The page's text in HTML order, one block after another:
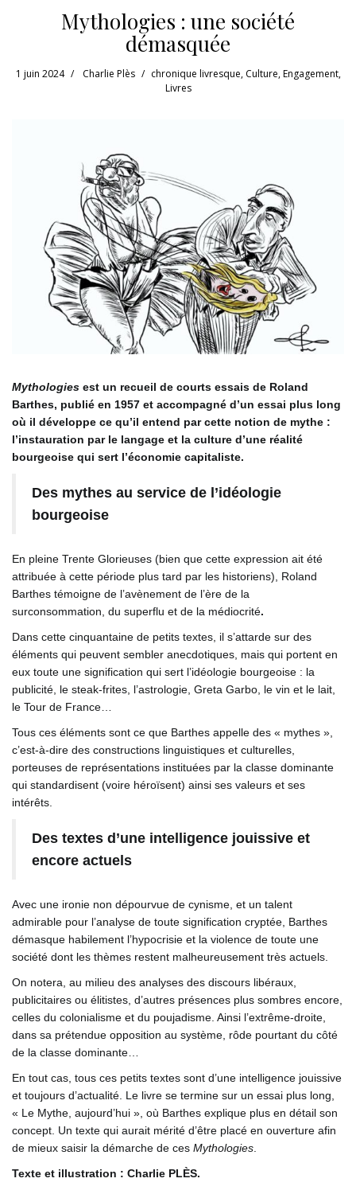
Mythologies : une société
démasquée
1 juin 2024 Charlie Plès chronique livresque, Culture,Engagement,
Livres
Mythologies est un recueil de courts essais de Roland
Barthes, publié en 1957 et accompagné d’un essai plus long
où il développe ce qu’il entend par cette notion de mythe :
l’instauration par le langage et la culture d’une réalité
bourgeoise qui sert l’économie capitaliste.
Des mythes au service de l’idéologie
bourgeoise
En pleine Trente Glorieuses (bien que cette expression ait été
attribuée à cette période plus tard par les historiens), Roland
Barthes témoigne de l’avènement de l’ère de la
surconsommation, du superflu et de la médiocrité.
Dans cette cinquantaine de petits textes, il s’attarde sur des
éléments qui peuvent sembler anecdotiques, mais qui portent en
eux toute une signification qui sert l’idéologie bourgeoise : la
publicité, le steak-frites, l’astrologie, Greta Garbo, le vin et le lait,
le Tour de France…
Tous ces éléments sont ce que Barthes appelle des « mythes »,
c’est-à-dire des constructions linguistiques et culturelles,
porteuses de représentations instituées par la classe dominante
qui standardisent (voire héroïsent) ainsi ses valeurs et ses
intérêts.
Des textes d’une intelligence jouissive et
encore actuels
Avec une ironie non dépourvue de cynisme, et un talent
admirable pour l’analyse de toute signification cryptée, Barthes
démasque habilement l’hypocrisie et la violence de toute une
société dont les thèmes restent malheureusement très actuels.
On notera, au milieu des analyses des discours libéraux,
publicitaires ou élitistes, d’autres présences plus sombres encore,
celles du colonialisme et du poujadisme. Ainsi l’extrême-droite,
dans sa prétendue opposition au système, rôde pourtant du côté
de la classe dominante…
En tout cas, tous ces petits textes sont d’une intelligence jouissive
et toujours d’actualité. Le livre se termine sur un essai plus long,
« Le Mythe, aujourd’hui », où Barthes explique plus en détail son
concept. Un texte qui aurait mérité d’être placé en ouverture afin
de mieux saisir la démarche de ces Mythologies
Texte et illustration : Charlie PLÈS.